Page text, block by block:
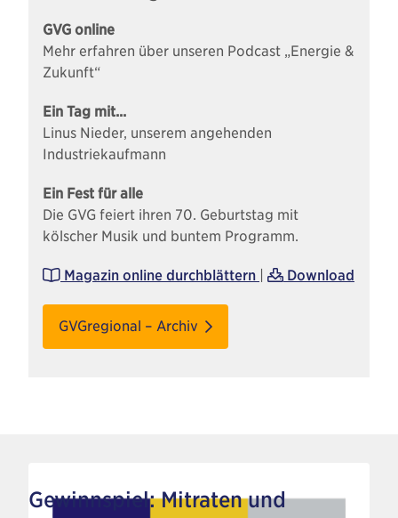
GVG online
Mehr erfahren über unseren Podcast „Energie &
Zukunft“
Ein Tag mit...
Linus Nieder, unserem angehenden
Industriekaufmann
Ein Fest für alle
Die GVG feiert ihren 70. Geburtstag mit
kölscher Musik und buntem Programm.
Magazin online durchblättern Download
GVGregional – Archiv
Gewinnspiel: Mitraten und